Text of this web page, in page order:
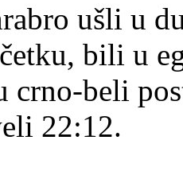
ušli u
bili u
crno-beli
22:12.